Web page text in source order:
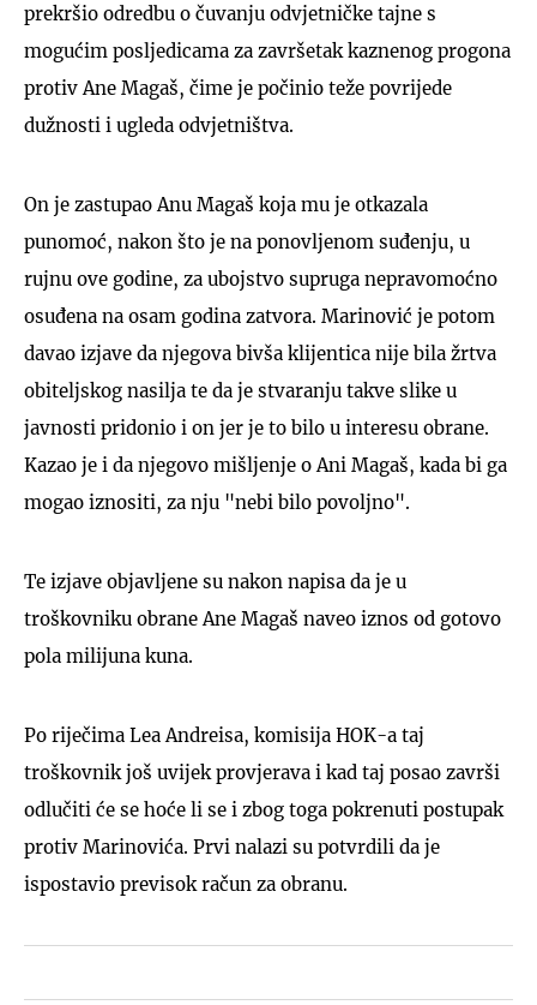
prekršio odredbu o čuvanju odvjetničke tajne s
mogućim posljedicama za završetak kaznenog progona
protiv Ane Magaš, čime je počinio teže povrijede
dužnosti i ugleda odvjetništva.
On je zastupao Anu Magaš koja mu je otkazala
punomoć, nakon što je na ponovljenom suđenju, u
rujnu ove godine, za ubojstvo supruga nepravomoćno
osuđena na osam godina zatvora. Marinović je potom
davao izjave da njegova bivša klijentica nije bila žrtva
obiteljskog nasilja te da je stvaranju takve slike u
javnosti pridonio i on jer je to bilo u interesu obrane.
Kazao je i da njegovo mišljenje o Ani Magaš, kada bi ga
mogao iznositi, za nju "nebi bilo povoljno".
Te izjave objavljene su nakon napisa da je u
troškovniku obrane Ane Magaš naveo iznos od gotovo
pola milijuna kuna.
Po riječima Lea Andreisa, komisija HOK-a taj
troškovnik još uvijek provjerava i kad taj posao završi
odlučiti će se hoće li se i zbog toga pokrenuti postupak
protiv Marinovića. Prvi nalazi su potvrdili da je
ispostavio previsok račun za obranu.